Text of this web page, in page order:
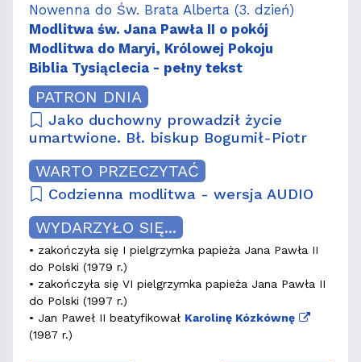
Nowenna do Św. Brata Alberta (3. dzień)
Modlitwa św. Jana Pawła II o pokój
Modlitwa do Maryi, Królowej Pokoju
Biblia Tysiąclecia - pełny tekst
PATRON DNIA
Jako duchowny prowadził życie
umartwione. Bł. biskup Bogumił-Piotr
WARTO PRZECZYTAĆ
Codzienna modlitwa - wersja AUDIO
WYDARZYŁO SIĘ...
• zakończyła się I pielgrzymka papieża Jana Pawła II
do Polski (1979 r.)
• zakończyła się VI pielgrzymka papieża Jana Pawła II
do Polski (1997 r.)
• Jan Paweł II beatyfikował Karolinę Kózkównę
(1987 r.)